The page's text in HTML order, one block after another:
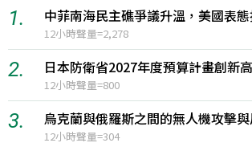
1. 中菲南海民主礁爭議升溫，美國表
12小時聲量=2,278
2. 日本防衛省2027年度預算計畫創新高
12小時聲量=800
3. 烏克蘭與俄羅斯之間的無人機攻擊
12小時聲量=304